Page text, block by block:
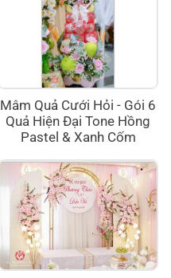
Mâm Quả Cưới Hỏi - Gói 6
Quả Hiện Đại Tone Hồng
Pastel & Xanh Cốm